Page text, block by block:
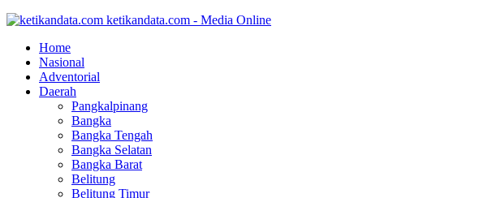
ketikandata.com - Media Online
Home
Nasional
Adventorial
Daerah
Pangkalpinang
Bangka
Bangka Tengah
Bangka Selatan
Bangka Barat
Belitung
Belitung Timur